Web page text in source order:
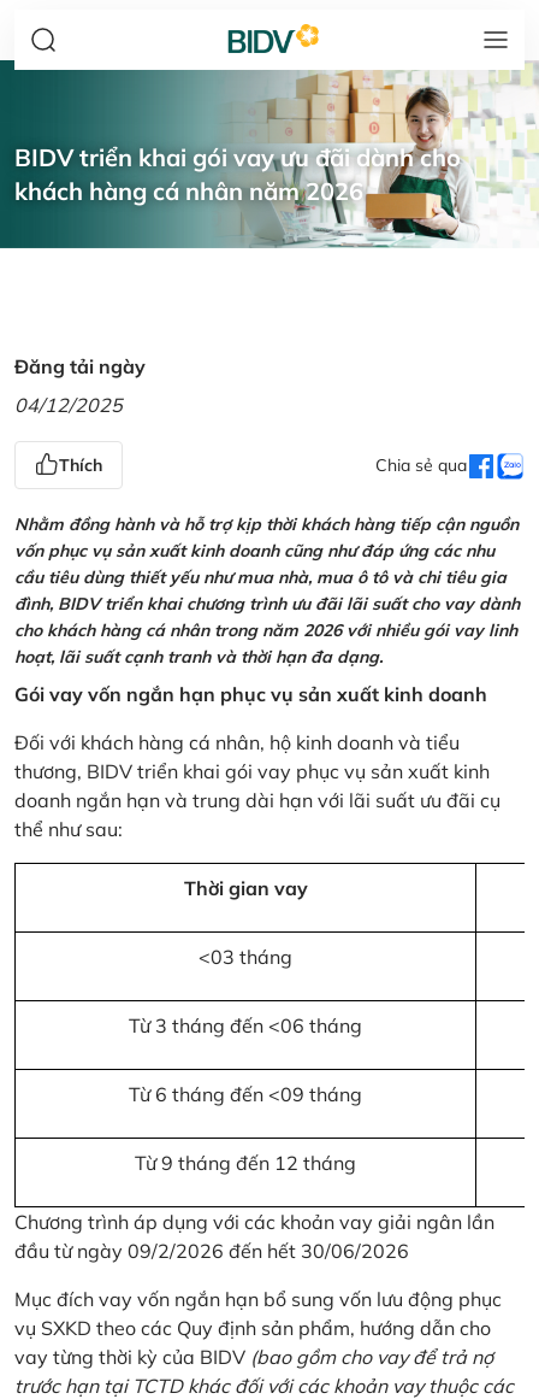
BIDV triển khai gói vay ưu đãi dành cho
khách hàng cá nhân năm 2026
Đăng tải ngày
04/12/2025
Thích Chia sẻ qua
Nhằm đồng hành và hỗ trợ kịp thời khách hàng tiếp cận nguồn
vốn phục vụ sản xuất kinh doanh cũng như đáp ứng các nhu
cầu tiêu dùng thiết yếu như mua nhà, mua ô tô và chi tiêu gia
đình, BIDV triển khai chương trình ưu đãi lãi suất cho vay dành
cho khách hàng cá nhân trong năm 2026 với nhiều gói vay linh
hoạt, lãi suất cạnh tranh và thời hạn đa dạng.
Gói vay vốn ngắn hạn phục vụ sản xuất kinh doanh
Đối với khách hàng cá nhân, hộ kinh doanh và tiểu
thương, BIDV triển khai gói vay phục vụ sản xuất kinh
doanh ngắn hạn và trung dài hạn với lãi suất ưu đãi cụ
thể như sau:
Thời gian vay
<03 tháng
Từ 3 tháng đến <06 tháng
Từ 6 tháng đến <09 tháng
Từ 9 tháng đến 12 tháng
Chương trình áp dụng với các khoản vay giải ngân lần
đầu từ ngày 09/2/2026 đến hết 30/06/2026
Mục đích vay vốn ngắn hạn bổ sung vốn lưu động phục
vụ SXKD theo các Quy định sản phẩm, hướng dẫn cho
vay từng thời kỳ của BIDV (bao gồm cho vay để trả nợ
trước hạn tại TCTD khác đối với các khoản vay thuộc các